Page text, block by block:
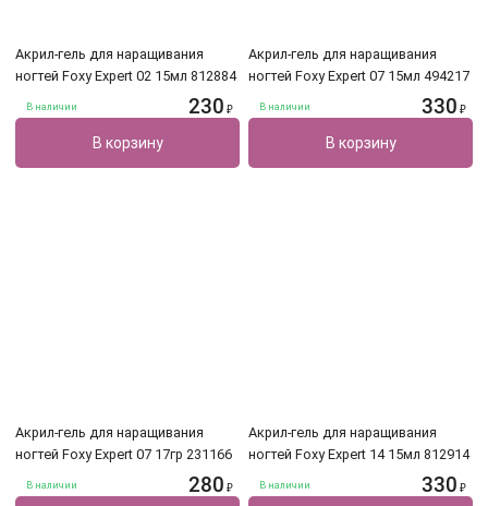
Акрил-гель для наращивания
ногтей Foxy Expert 02 15мл 812884
В наличии 230 ₽
В корзину
Акрил-гель для наращивания
ногтей Foxy Expert 07 15мл 494217
В наличии 330 ₽
В корзину
Акрил-гель для наращивания
ногтей Foxy Expert 07 17гр 231166
В наличии 280 ₽
Акрил-гель для наращивания
ногтей Foxy Expert 14 15мл 812914
В наличии 330 ₽